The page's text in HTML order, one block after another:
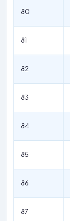
80
81
82
83
84
85
86
87